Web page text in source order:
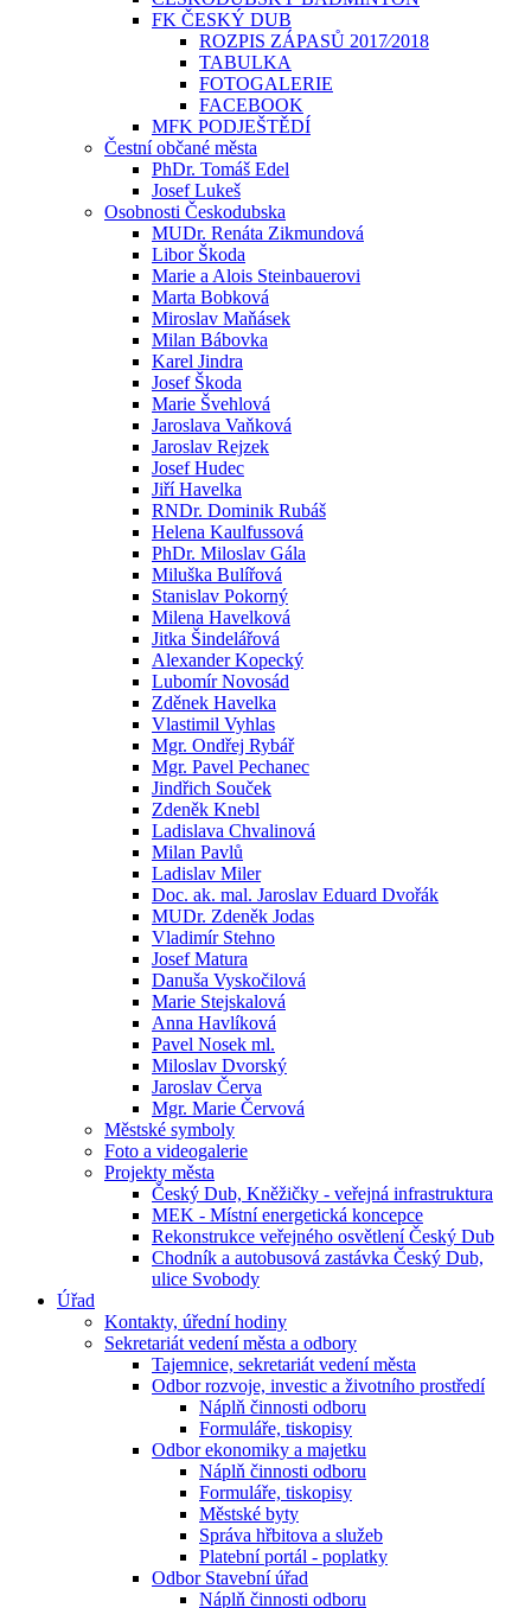
FK ČESKÝ DUB
ROZPIS ZÁPASŮ 2017⁄2018
TABULKA
FOTOGALERIE
FACEBOOK
MFK PODJEŠTĚDÍ
Čestní občané města
PhDr. Tomáš Edel
Josef Lukeš
Osobnosti Českodubska
MUDr. Renáta Zikmundová
Libor Škoda
Marie a Alois Steinbauerovi
Marta Bobková
Miroslav Maňásek
Milan Bábovka
Karel Jindra
Josef Škoda
Marie Švehlová
Jaroslava Vaňková
Jaroslav Rejzek
Josef Hudec
Jiří Havelka
RNDr. Dominik Rubáš
Helena Kaulfussová
PhDr. Miloslav Gála
Miluška Bulířová
Stanislav Pokorný
Milena Havelková
Jitka Šindelářová
Alexander Kopecký
Lubomír Novosád
Zděnek Havelka
Vlastimil Vyhlas
Mgr. Ondřej Rybář
Mgr. Pavel Pechanec
Jindřich Souček
Zdeněk Knebl
Ladislava Chvalinová
Milan Pavlů
Ladislav Miler
Doc. ak. mal. Jaroslav Eduard Dvořák
MUDr. Zdeněk Jodas
Vladimír Stehno
Josef Matura
Danuša Vyskočilová
Marie Stejskalová
Anna Havlíková
Pavel Nosek ml.
Miloslav Dvorský
Jaroslav Červa
Mgr. Marie Červová
Městské symboly
Foto a videogalerie
Projekty města
Český Dub, Kněžičky - veřejná infrastruktura
MEK - Místní energetická koncepce
Rekonstrukce veřejného osvětlení Český Dub
Chodník a autobusová zastávka Český Dub,
ulice Svobody
Úřad
Kontakty, úřední hodiny
Sekretariát vedení města a odbory
Tajemnice, sekretariát vedení města
Odbor rozvoje, investic a životního prostředí
Náplň činnosti odboru
Formuláře, tiskopisy
Odbor ekonomiky a majetku
Náplň činnosti odboru
Formuláře, tiskopisy
Městské byty
Správa hřbitova a služeb
Platební portál - poplatky
Odbor Stavební úřad
Náplň činnosti odboru